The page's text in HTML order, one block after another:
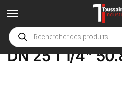
Accueil boutique / Product Options
DN 25 1 1/4"